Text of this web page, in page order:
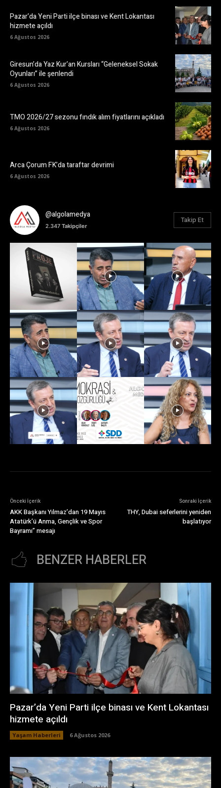
Pazar’da Yeni Parti ilçe binası ve Kent Lokantası
hizmete açıldı
6 Ağustos 2026
Giresun’da Yaz Kur’an Kursları “Geleneksel Sokak
Oyunları” ile şenlendi
6 Ağustos 2026
TMO 2026/27 sezonu fındık alım fiyatlarını açıkladı
6 Ağustos 2026
Arca Çorum FK’da taraftar devrimi
6 Ağustos 2026
@algolamedya
2.347 Takipçiler
Takip Et
Önceki İçerik
AKK Başkanı Yılmaz’dan 19 Mayıs
Atatürk’ü Anma, Gençlik ve Spor
Bayramı” mesajı
Sonraki İçerik
THY, Dubai seferlerini yeniden
başlatıyor
BENZER HABERLER
Pazar’da Yeni Parti ilçe binası ve Kent Lokantası
hizmete açıldı
Yaşam Haberleri 6 Ağustos 2026